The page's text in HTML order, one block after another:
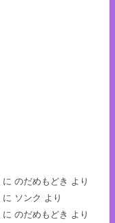
に のだめもどき より
に ソンク より
に のだめもどき より